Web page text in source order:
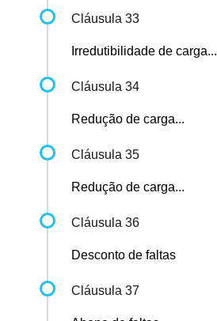
Cláusula 33
Irredutibilidade de carga...
Cláusula 34
Redução de carga...
Cláusula 35
Redução de carga...
Cláusula 36
Desconto de faltas
Cláusula 37